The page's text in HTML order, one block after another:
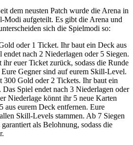
dem neusten Patch wurde die Arena in
Modi aufgeteilt. Es gibt die Arena und
sich die Spielmodi so:
oder 1 Ticket. Ihr baut ein Deck aus
nach 2 Niederlagen oder 5 Siegen.
ihr euer Ticket zurück, sodass die Runde
Gegner sind auf eurem Skill-Level.
300 Gold oder 2 Tickets. Ihr baut ein
Spiel endet nach 3 Niederlagen oder
Niederlage könnt ihr 5 neue Karten
aus eurem Deck entfernen. Eure
Skill-Levels stammen. Ab 7 Siegen
als Belohnung, sodass die